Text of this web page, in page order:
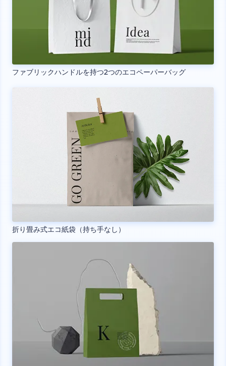
ファブリックハンドルを持つ2つのエコペーパーバッグ
折り畳み式エコ紙袋（持ち手なし）